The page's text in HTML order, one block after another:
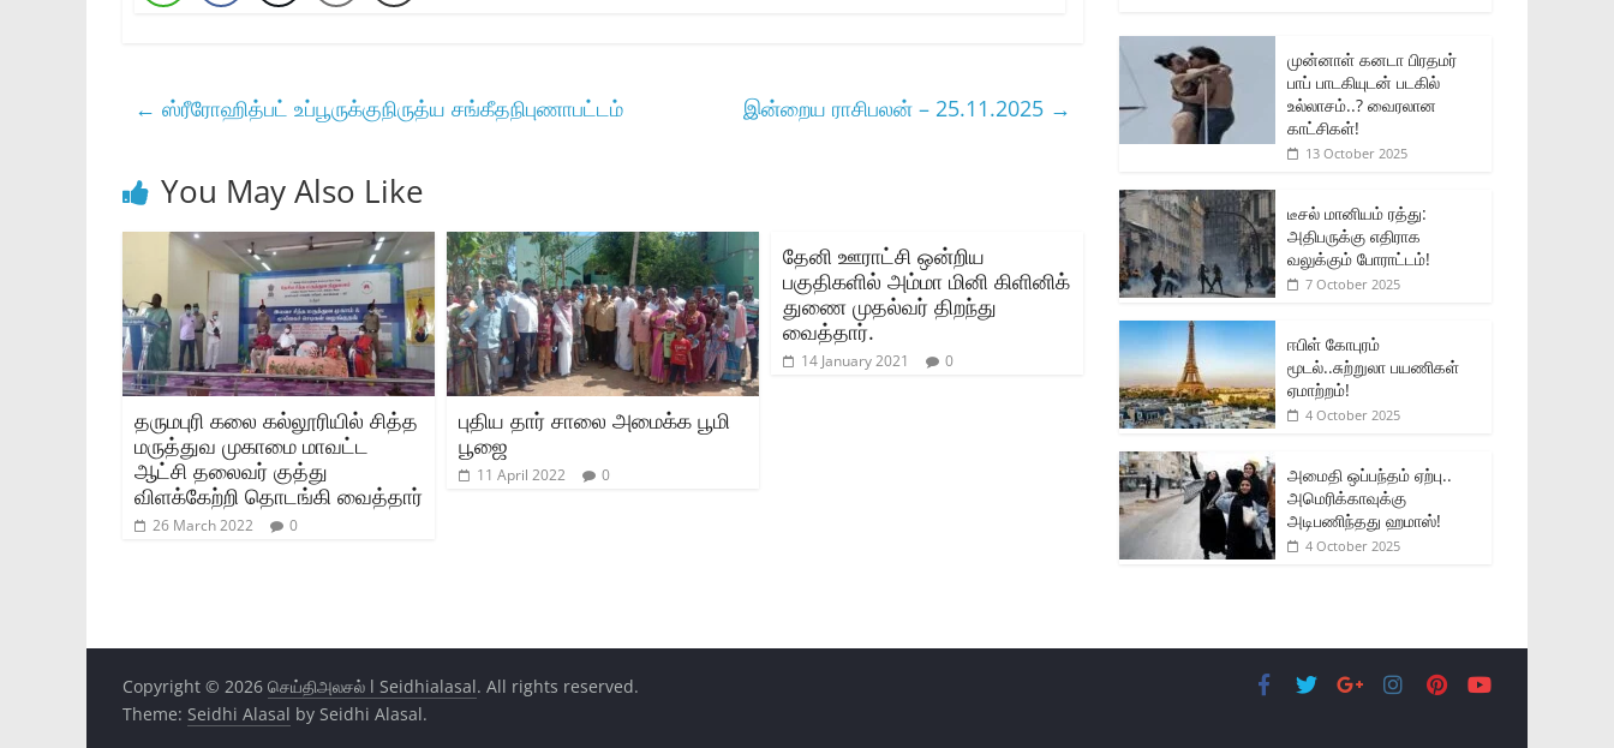
← ஸ்ரீரோஹித்பட் உப்பூருக்குநிருத்ய சங்கீதநிபுணாபட்டம் இன்றைய ராசிபலன் – 25.11.2025 →
You May Also Like
தருமபுரி கலை கல்லூரியில் சித்த
மருத்துவ முகாமை மாவட்ட
ஆட்சி தலைவர் குத்து
விளக்கேற்றி தொடங்கி வைத்தார்
26 March 2022 0
புதிய தார் சாலை அமைக்க பூமி
பூஜை
11 April 2022 0
தேனி ஊராட்சி ஒன்றிய
பகுதிகளில் அம்மா மினி கிளினிக்
துணை முதல்வர் திறந்து
வைத்தார்.
14 January 2021 0
முன்னாள் கனடா பிரதமர்
பாப் பாடகியுடன் படகில்
உல்லாசம்..? வைரலான
காட்சிகள்!
13 October 2025
டீசல் மானியம் ரத்து:
அதிபருக்கு எதிராக
வலுக்கும் போராட்டம்!
7 October 2025
ஈபிள் கோபுரம்
மூடல்..சுற்றுலா பயணிகள்
ஏமாற்றம்!
4 October 2025
அமைதி ஒப்பந்தம் ஏற்பு..
அமெரிக்காவுக்கு
அடிபணிந்தது ஹமாஸ்!
4 October 2025
Copyright © 2026 செய்திஅலசல் l Seidhialasal. All rights reserved.
Theme: Seidhi Alasal by Seidhi Alasal.